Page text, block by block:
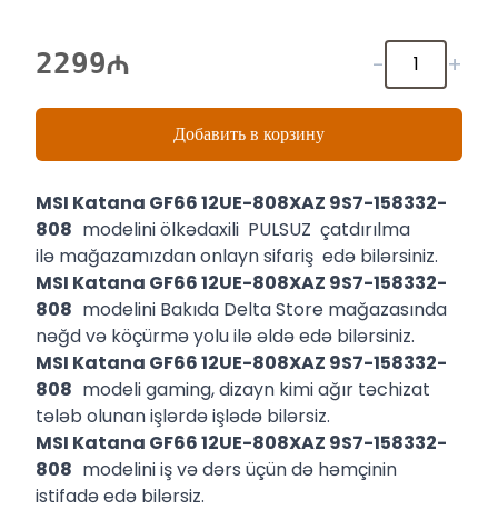
2299 - +
Добавить в корзину
MSI Katana GF66 12UE-808XAZ 9S7-158332-
808 modelini ölkədaxili PULSUZ çatdırılma
ilə mağazamızdan onlayn sifariş edə bilərsiniz.
MSI Katana GF66 12UE-808XAZ 9S7-158332-
808 modelini Bakıda Delta Store mağazasında
nəğd və köçürmə yolu ilə əldə edə bilərsiniz.
MSI Katana GF66 12UE-808XAZ 9S7-158332-
808 modeli gaming, dizayn kimi ağır təchizat
tələb olunan işlərdə işlədə bilərsiz.
MSI Katana GF66 12UE-808XAZ 9S7-158332-
808 modelini iş və dərs üçün də həmçinin
istifadə edə bilərsiz.